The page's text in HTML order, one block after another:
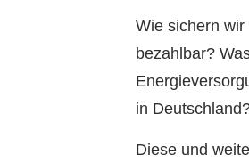
Wie sichern
bezahlbar?
in
Diese und